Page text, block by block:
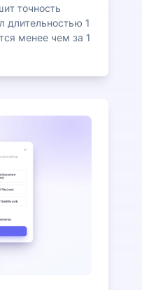
точность
длительностью 1
менее чем за 1